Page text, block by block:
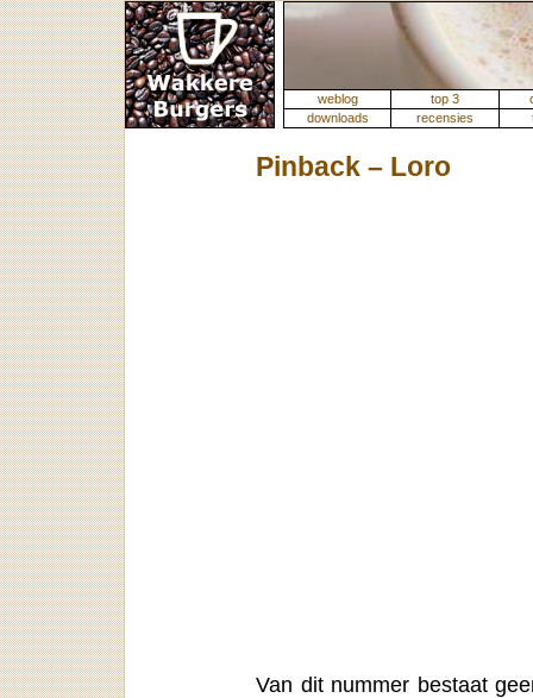
weblog top 3
downloads
recensies
Pinback – Loro
Van dit nummer bestaat